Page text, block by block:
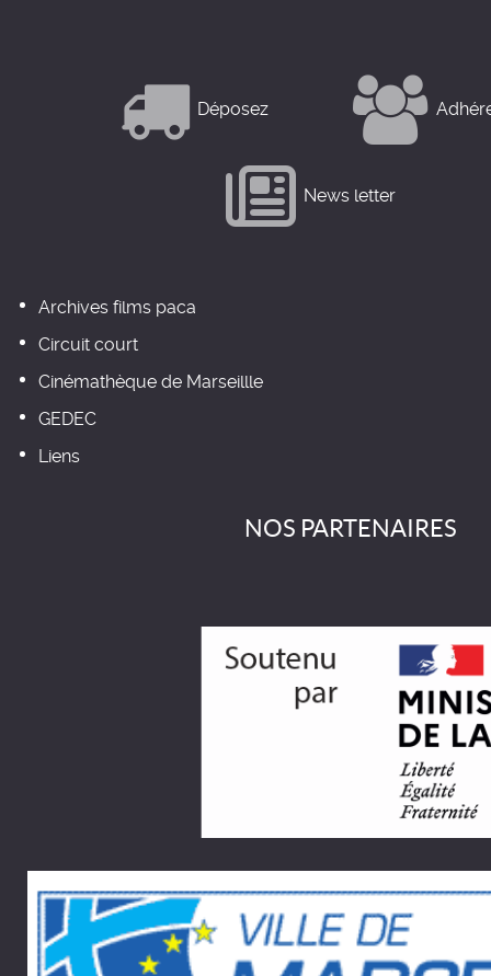
Déposez
News letter
Archives films paca
Circuit court
Cinémathèque de Marseillle
GEDEC
Liens
NOS PARTENAIRES